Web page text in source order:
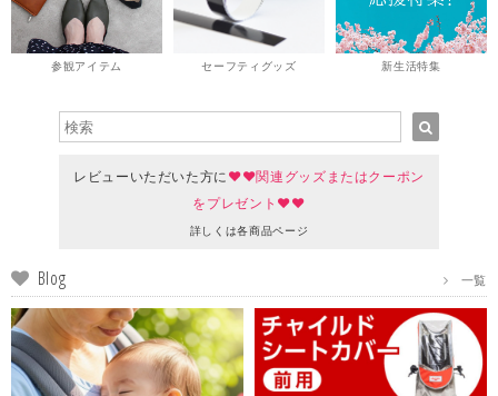
参観アイテム セーフティグッズ 新生活特集
レビューいただいた方に ♥♥関連グッズまたはクーポン
をプレゼント♥♥
詳しくは各商品ページ
Blog 一覧